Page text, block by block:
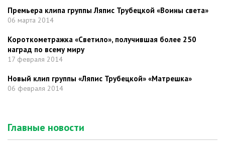
Премьера клипа группы Ляпис Трубецкой «Воины света»
06 марта 2014
Короткометражка «Светило», получившая более 250
наград по всему миру
17 февраля 2014
Новый клип группы «Ляпис Трубецкой» «Матрешка»
06 февраля 2014
Главные новости